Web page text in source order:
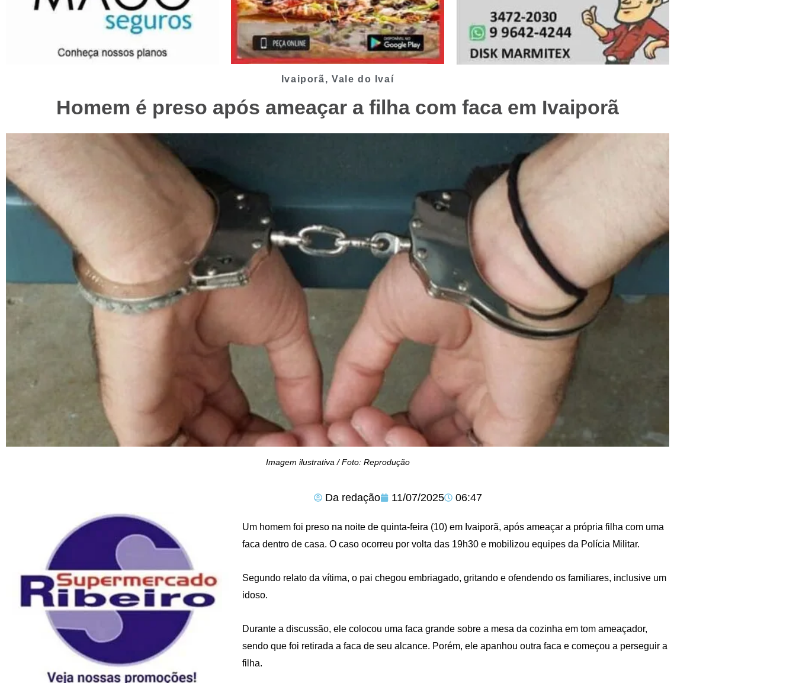
Ivaiporã, Vale do Ivaí
Homem é preso após ameaçar a filha com faca em Ivaiporã
Imagem ilustrativa / Foto: Reprodução
Da redação 11/07/2025 06:47
Um homem foi preso na noite de quinta-feira (10) em Ivaiporã, após ameaçar a própria filha com uma
faca dentro de casa. O caso ocorreu por volta das 19h30 e mobilizou equipes da Polícia Militar.
Segundo relato da vítima, o pai chegou embriagado, gritando e ofendendo os familiares, inclusive um
idoso.
Durante a discussão, ele colocou uma faca grande sobre a mesa da cozinha em tom ameaçador,
sendo que foi retirada a faca de seu alcance. Porém, ele apanhou outra faca e começou a perseguir a
filha.